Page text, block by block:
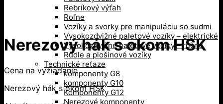
Rebríkový výťah
Roľne
Vozíky a svorky pre manipuláciu so sudmi
Vysokozdvižné paletové vozíky – elektrické
Vysokozdvižné paletové vozíky – ručné
Rudle a plošinové vozíky
Technické reťaze
komponenty G8
komponenty G10
Komponenty G12
Nerezové komponenty
Nerezový hák s okom HSK
Cena na vyžiadanie
Nerezový hák s okom HSK